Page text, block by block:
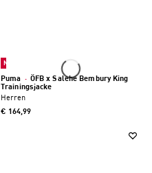
Neu
Puma · ÖFB x Salehe Bembury King
Trainingsjacke
Herren
€ 164,99